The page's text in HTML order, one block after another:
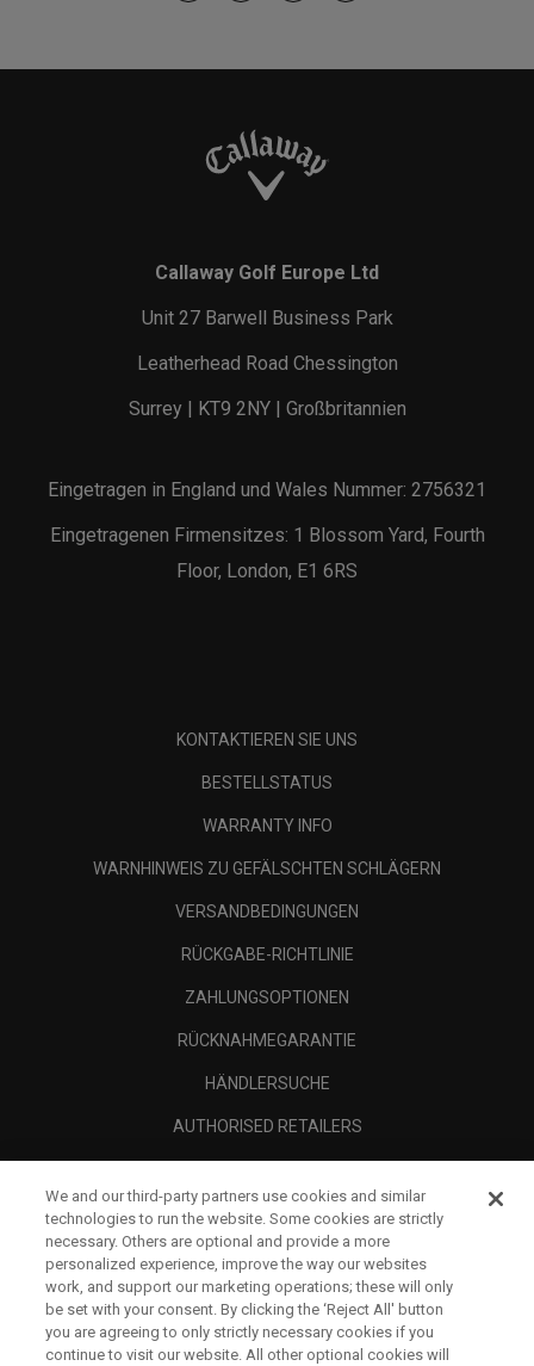
Callaway Golf Europe Ltd
Unit 27 Barwell Business Park
Leatherhead Road Chessington
Surrey | KT9 2NY | Großbritannien
Eingetragen in England und Wales Nummer: 2756321
Eingetragenen Firmensitzes: 1 Blossom Yard, Fourth
Floor, London, E1 6RS
KONTAKTIEREN SIE UNS
BESTELLSTATUS
WARRANTY INFO
WARNHINWEIS ZU GEFÄLSCHTEN SCHLÄGERN
VERSANDBEDINGUNGEN
RÜCKGABE-RICHTLINIE
ZAHLUNGSOPTIONEN
RÜCKNAHMEGARANTIE
HÄNDLERSUCHE
AUTHORISED RETAILERS
UNTERNEHMENSPROFIL
RECHTLICHES-
We and our third-party partners use cookies and similar
technologies to run the website. Some cookies are strictly
necessary. Others are optional and provide a more
personalized experience, improve the way our websites
work, and support our marketing operations; these will only
be set with your consent. By clicking the ‘Reject All' button
you are agreeing to only strictly necessary cookies if you
continue to visit our website. All other optional cookies will